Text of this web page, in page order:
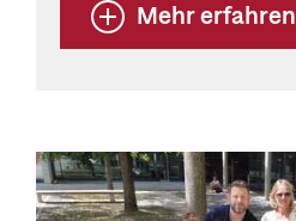
Mehr erfahren